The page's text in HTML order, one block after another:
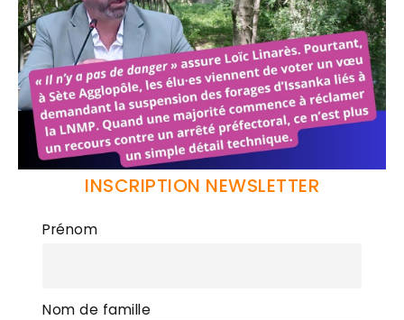
INSCRIPTION NEWSLETTER
Prénom
Nom de famille